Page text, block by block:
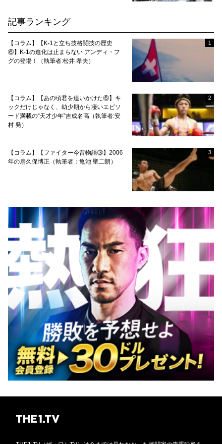
記事ランキング
【コラム】【K-1と立ち技格闘技の歴史
⑥】K-1の進化は止まらない アンディ・フ
グの登場！（執筆者:松井 孝夫）
1
【コラム】【あの頃君を追いかけた⑥】キ
ックだけじゃなく、幼少期から凄いエピソ
ード満載の“天才少年”吉成名高（執筆者:安
村 発）
2
【コラム】【ファイター今昔物語③】2006
年の扇久保博正（執筆者：亀池 聖二朗）
3